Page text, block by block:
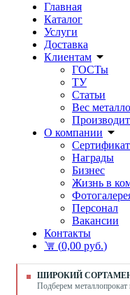
Главная
Каталог
Услуги
Доставка
Клиентам
ГОСТы
ТУ
Статьи
Вес
О компании
Награды
Бизнес
Жизнь в
Персонал
Вакансии
Контакты
(0,00 руб.)
ШИРОКИЙ
Подберем металлопрокат